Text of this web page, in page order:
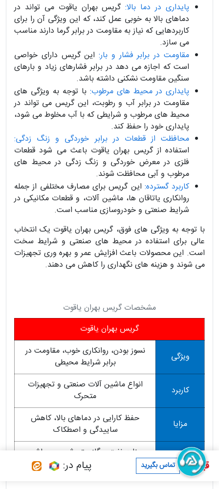
قیمت : تماس بگیرید پیام در:
پایداری در دما بالا:گریس بهران یاقوت می تواند در
دماهای بالا به خوبی عمل کند، که این ویژگی آن را برای
کاربردهایی که نیاز به مقاومت در برابر گرما دارند مناسب
می سازد.
مقاومت در برابر فشار و بار: این گریس دارای خواصی
است که اجازه می دهد در برابر فشارهای زیاد و بارهای
سنگین مقاومت نشکنی داشته باشد.
پایداری در محیط های مرطوب: با توجه به ویژگی های
مقاومت در برابر آب و رطوبت، این گریس می تواند در
محیط های مرطوب و شرایطی که با آب مخلوط می شود،
پایداری خود را حفظ کند.
محافظت از قطعات در برابر خوردگی و زنگ زدگی:
استفاده از گریس بهران یاقوت باعث می شود قطعات
فلزی در معرض خوردگی و زنگ زدگی در محیط های
مرطوب و آبی محافظت شوند.
کاربرد گسترده: این گریس برای مصارف مختلفی از جمله
روانکاری یاتاقان ها، ماشین آلات، و قطعات مکانیکی در
شرایط صنعتی و خودروسازی مناسب است.
با توجه به ویژگی های فوق، گریس بهران یاقوت یک انتخاب
عالی برای استفاده در محیط های صنعتی و شرایط سخت
است. این محصولات باعث افزایش عمر و بهره وری تجهیزات
می شوند و هزینه های نگهداری را کاهش می دهند.
مشخصات گریس بهران یاقوت
گریس بهران یاقوت
ویژگی
نسوز بودن، روانکاری خوب، مقاومت در
برابر شرایط محیطی
کاربرد
انواع ماشین آلات صنعتی و تجهیزات
متحرک
مزایا
حفظ کارایی در دماهای بالا، کاهش
ساییدگی و اصطکاک
موارد مصرف
صنایع نفت و گاز، پتروشیمی و ماشین
آلات صنعتی